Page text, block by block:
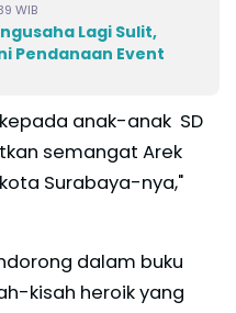
WIB
Lagi Sulit,
Pendanaan Event
anak-anak SD
semangat Arek
Surabaya-nya,"
dalam buku
kisah heroik yang